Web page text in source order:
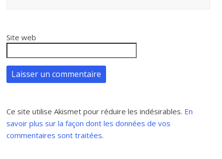
Site web
Ce site utilise Akismet pour réduire les indésirables. En
savoir plus sur la façon dont les données de vos
commentaires sont traitées.